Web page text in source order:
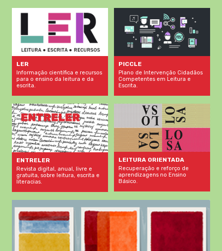
LER
Informação científica e recursos
para o ensino da leitura e da
escrita.
PICCLE
Plano de Intervenção Cidadãos
Competentes em Leitura e
Escrita.
ENTRELER
Revista digital, anual, livre e
gratuita, sobre leitura, escrita e
literacias.
LEITURA ORIENTADA
Recuperação e reforço de
aprendizagens no Ensino
Básico.